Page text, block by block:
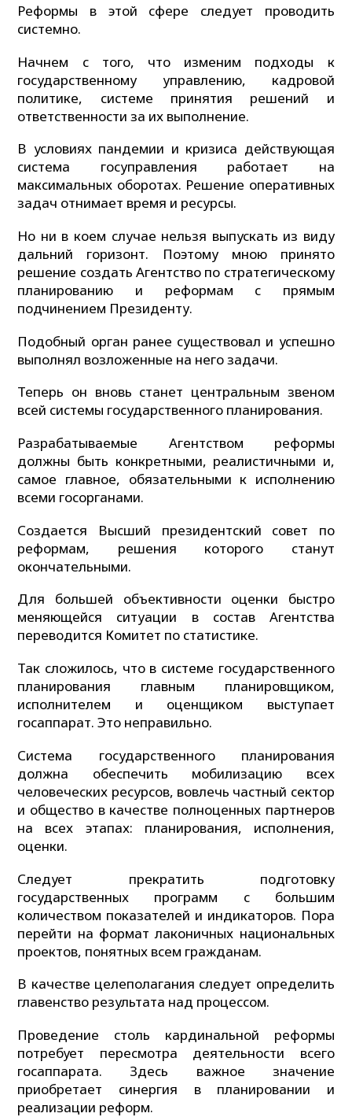
Реформы в этой сфере следует проводить
системно.
Начнем с того, что изменим подходы к
государственному управлению, кадровой
политике, системе принятия решений и
ответственности за их выполнение.
В условиях пандемии и кризиса действующая
система госуправления работает на
максимальных оборотах. Решение оперативных
задач отнимает время и ресурсы.
Но ни в коем случае нельзя выпускать из виду
дальний горизонт. Поэтому мною принято
решение создать Агентство по стратегическому
планированию и реформам с прямым
подчинением Президенту.
Подобный орган ранее существовал и успешно
выполнял возложенные на него задачи.
Теперь он вновь станет центральным звеном
всей системы государственного планирования.
Разрабатываемые Агентством реформы
должны быть конкретными, реалистичными и,
самое главное, обязательными к исполнению
всеми госорганами.
Создается Высший президентский совет по
реформам, решения которого станут
окончательными.
Для большей объективности оценки быстро
меняющейся ситуации в состав Агентства
переводится Комитет по статистике.
Так сложилось, что в системе государственного
планирования главным планировщиком,
исполнителем и оценщиком выступает
госаппарат. Это неправильно.
Система государственного планирования
должна обеспечить мобилизацию всех
человеческих ресурсов, вовлечь частный сектор
и общество в качестве полноценных партнеров
на всех этапах: планирования, исполнения,
оценки.
Следует прекратить подготовку
государственных программ с большим
количеством показателей и индикаторов. Пора
перейти на формат лаконичных национальных
проектов, понятных всем гражданам.
В качестве целеполагания следует определить
главенство результата над процессом.
Проведение столь кардинальной реформы
потребует пересмотра деятельности всего
госаппарата. Здесь важное значение
приобретает синергия в планировании и
реализации реформ.